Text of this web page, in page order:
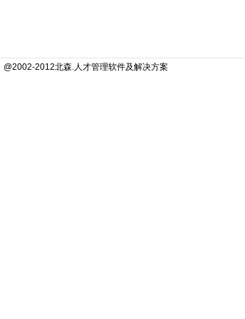
@2002-2012北森.人才管理软件及解决方案